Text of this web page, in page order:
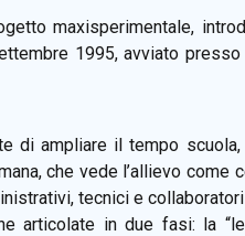
maxisperimentale,
1995, avviato
di ampliare il tempo
che vede l’allievo
tecnici e
articolate in due fasi: la